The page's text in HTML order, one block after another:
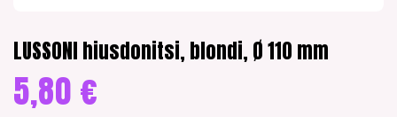
LUSSONI hiusdonitsi, blondi, Ø 110 mm
5,80 €